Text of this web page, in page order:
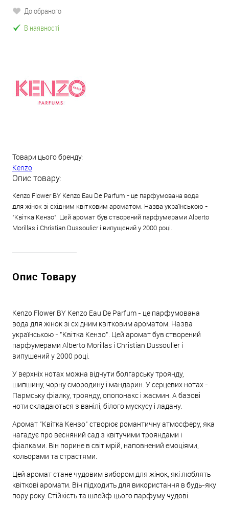
До обраного
В наявності
Товари цього бренду:
Kenzo
Опис товару:
Kenzo Flower BY Kenzo Eau De Parfum - це парфумована вода
для жінок зі східним квітковим ароматом. Назва українською -
"Квітка Кензо". Цей аромат був створений парфумерами Alberto
Morillas і Christian Dussoulier і випущений у 2000 році.
Опис Товару
Kenzo Flower BY Kenzo Eau De Parfum - це парфумована
вода для жінок зі східним квітковим ароматом. Назва
українською - "Квітка Кензо". Цей аромат був створений
парфумерами Alberto Morillas і Christian Dussoulier і
випущений у 2000 році.
У верхніх нотах можна відчути болгарську троянду,
шипшину, чорну смородину і мандарин. У серцевих нотах -
Пармську фіалку, троянду, опопонакс і жасмин. А базові
ноти складаються з ванілі, білого мускусу і ладану.
Аромат "Квітка Кензо" створює романтичну атмосферу, яка
нагадує про весняний сад з квітучими трояндами і
фіалками. Він порине в світ мрій, наповнений емоціями,
кольорами та страстями.
Цей аромат стане чудовим вибором для жінок, які люблять
квіткові аромати. Він підходить для використання в будь-яку
пору року. Стійкість та шлейф цього парфуму чудові.